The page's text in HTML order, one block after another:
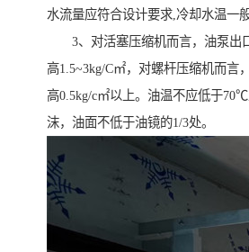
水流量应符合设计要求,冷却水温一
3、对活塞压缩机而言，油泵出
高1.5~3kg/C㎡，对螺杆压缩机而言
高0.5kg/c㎡以上。油温不应低于
沫，油面不低于油镜的1/3处。